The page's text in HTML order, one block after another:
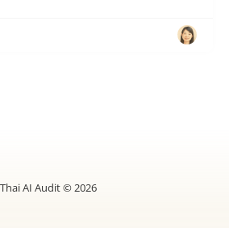
Thai AI Audit © 2026